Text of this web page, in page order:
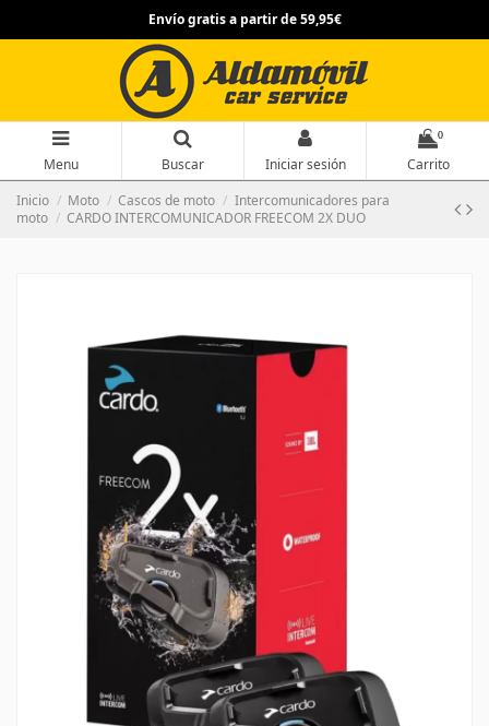
Envío gratis a partir de 59,95€
Menu Buscar Iniciar sesión
0
Carrito
Inicio
Moto Cascos de moto
Intercomunicadores para
moto
CARDO INTERCOMUNICADOR FREECOM 2X DUO